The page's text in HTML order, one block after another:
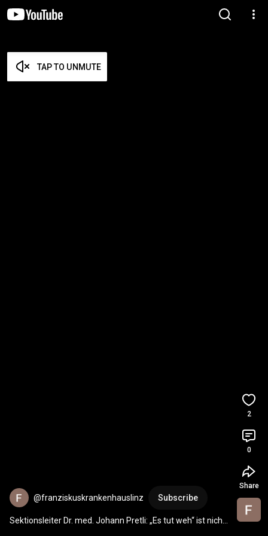
TAP TO UNMUTE
@franziskuskrankenhauslinz Subscribe
Sektionsleiter Dr. med. Johann Pretli: „Es tut weh“ ist nicht
2
0
Share